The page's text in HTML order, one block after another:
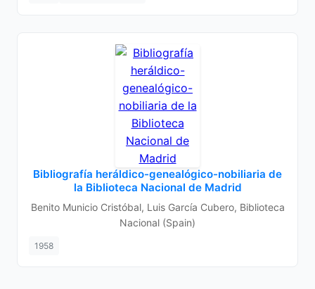
Bibliografía heráldico-genealógico-nobiliaria de
la Biblioteca Nacional de Madrid
Benito Municio Cristóbal, Luis García Cubero, Biblioteca
Nacional (Spain)
1958